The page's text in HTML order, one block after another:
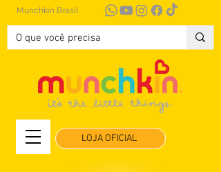
Munchkin Brasil
LOJA OFICIAL